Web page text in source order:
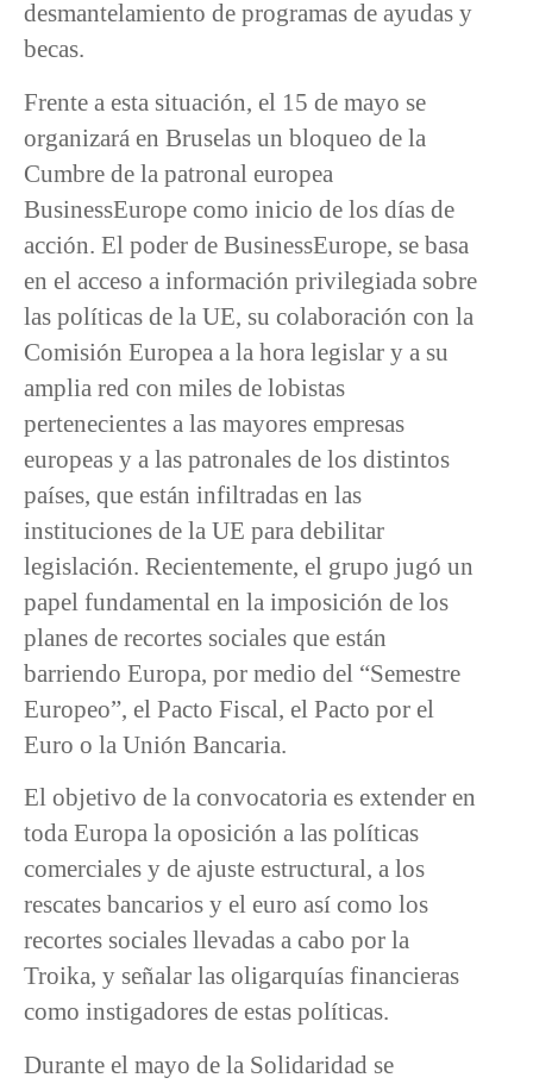
desmantelamiento de programas de ayudas y
becas.
Frente a esta situación, el 15 de mayo se
organizará en Bruselas un bloqueo de la
Cumbre de la patronal europea
BusinessEurope como inicio de los días de
acción. El poder de BusinessEurope, se basa
en el acceso a información privilegiada sobre
las políticas de la UE, su colaboración con la
Comisión Europea a la hora legislar y a su
amplia red con miles de lobistas
pertenecientes a las mayores empresas
europeas y a las patronales de los distintos
países, que están infiltradas en las
instituciones de la UE para debilitar
legislación. Recientemente, el grupo jugó un
papel fundamental en la imposición de los
planes de recortes sociales que están
barriendo Europa, por medio del “Semestre
Europeo”, el Pacto Fiscal, el Pacto por el
Euro o la Unión Bancaria.
El objetivo de la convocatoria es extender en
toda Europa la oposición a las políticas
comerciales y de ajuste estructural, a los
rescates bancarios y el euro así como los
recortes sociales llevadas a cabo por la
Troika, y señalar las oligarquías financieras
como instigadores de estas políticas.
Durante el mayo de la Solidaridad se